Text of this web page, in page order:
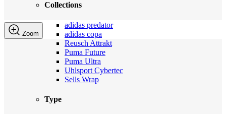
Collections
adidas predator
adidas copa
Reusch Attrakt
Puma Future
Puma Ultra
Uhlsport Cybertec
Sells Wrap
Type
Zoom